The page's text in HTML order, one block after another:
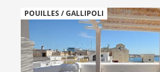
POUILLES / GALLIPOLI